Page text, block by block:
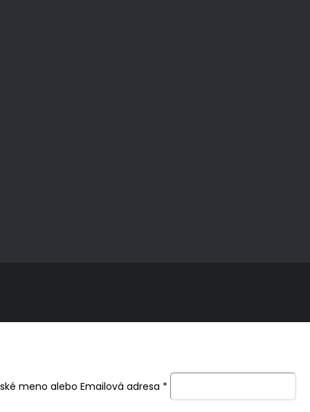
meno alebo Emailová adresa *